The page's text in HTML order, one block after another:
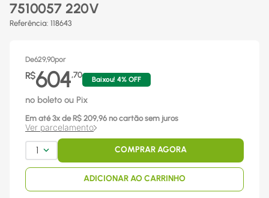
7510057 220V
Referência: 118643
De629,90por
R$604,70
Baixou! 4% OFF
no boleto ou Pix
Em até 3x de R$ 209,96 no cartão sem juros
Ver parcelamento
1 COMPRAR AGORA
ADICIONAR AO CARRINHO